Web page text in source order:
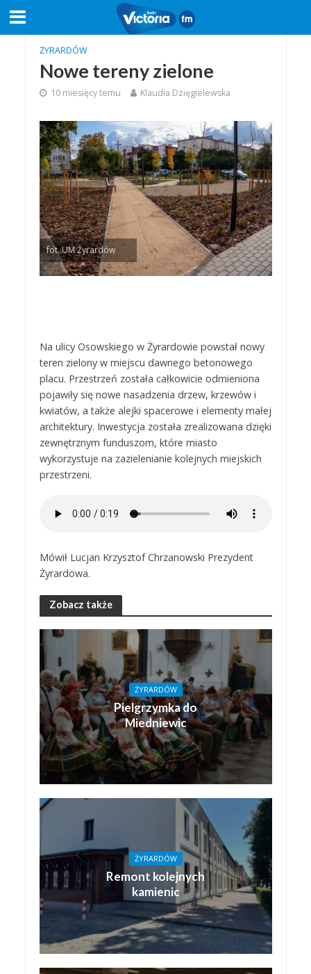
ŻYRARDÓW
Nowe tereny zielone
10 miesięcy temu Klaudia Dzięgielewska
fot. UM Żyrardów
Na ulicy Osowskiego w Żyrardowie powstał nowy
teren zielony w miejscu dawnego betonowego
placu. Przestrzeń została całkowicie odmieniona
pojawiły się nowe nasadzenia drzew, krzewów i
kwiatów, a także alejki spacerowe i elementy małej
architektury. Inwestycja została zrealizowana dzięki
zewnętrznym funduszom, które miasto
wykorzystuje na zazielenianie kolejnych miejskich
przestrzeni.
Mówił Lucjan Krzysztof Chrzanowski Prezydent
Żyrardowa.
Zobacz także
ŻYRARDÓW
Pielgrzymka do
Miedniewic
ŻYRARDÓW
Remont kolejnych
kamienic